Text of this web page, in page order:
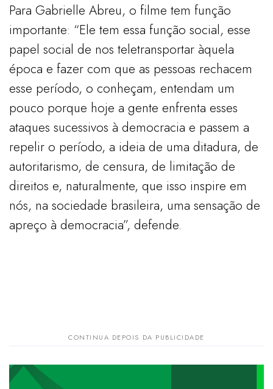
Para Gabrielle Abreu, o filme tem função
importante: “Ele tem essa função social, esse
papel social de nos teletransportar àquela
época e fazer com que as pessoas rechacem
esse período, o conheçam, entendam um
pouco porque hoje a gente enfrenta esses
ataques sucessivos à democracia e passem a
repelir o período, a ideia de uma ditadura, de
autoritarismo, de censura, de limitação de
direitos e, naturalmente, que isso inspire em
nós, na sociedade brasileira, uma sensação de
apreço à democracia”, defende.